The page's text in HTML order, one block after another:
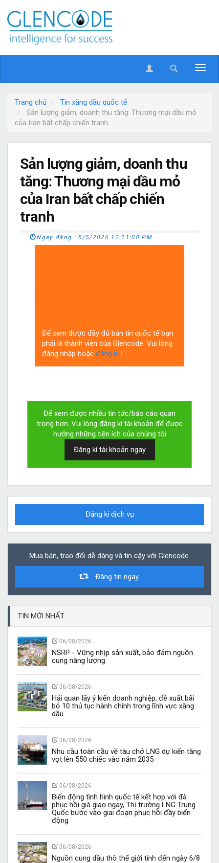
Trang chủ
Tin xăng dầu quốc tế
Sản lượng giảm, doanh thu tăng: Thương mại dầu mỏ
của Iran bất chấp chiến tranh
Sản lượng giảm, doanh thu
tăng: Thương mại dầu mỏ
của Iran bất chấp chiến
tranh
Ngày đăng : 5/5/2026 12:11:00 PM
Để xem được đầy đủ bản tin quốc tế bạn
phải là thành viên của Glencode. Vui lòng
đăng nhập hoặc đăng kí !
Để xem được nhiều tin tức/báo cáo quan
trọng hơn. Vui lòng đăng kí tài khoản để được
hưởng những tiện ích của chúng tôi
Đăng kí tài khoản ngay
Đăng kí dịch vụ
Mua bán, trao đổi dễ dàng và tin cậy với Glencode.
Đăng tin ngay
TIN MỚI NHẤT
06/08/2026
NSRP - Vững nhịp sản xuất, bảo đảm nguồn
cung năng lượng
06/08/2026
Hải quan lấy ý kiến doanh nghiệp, đề xuất bãi
bỏ 10 thủ tục hành chính trong lĩnh vực xăng
dầu
06/08/2026
Nhu cầu toàn cầu về tàu chở LNG dự kiến tăng
vọt lên 550 chiếc vào năm 2035
06/08/2026
Biến động tình hình quốc tế kết hợp với đà
phục hồi giá giao ngay, Thị trường LNG Trung
Quốc bước vào giai đoạn phục hồi đầy biến
động
06/08/2026
Nguồn cung dầu thô thế giới tính đến ngày 6/8